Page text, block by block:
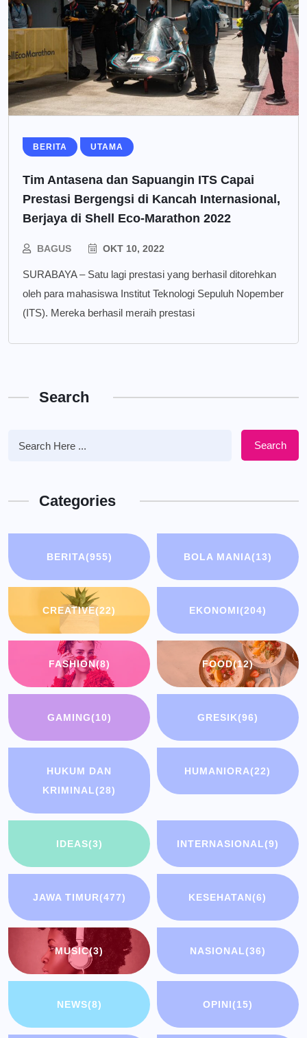
BERITA UTAMA
Tim Antasena dan Sapuangin ITS Capai
Prestasi Bergengsi di Kancah Internasional,
Berjaya di Shell Eco-Marathon 2022
BAGUS OKT 10, 2022
SURABAYA – Satu lagi prestasi yang berhasil ditorehkan
oleh para mahasiswa Institut Teknologi Sepuluh Nopember
(ITS). Mereka berhasil meraih prestasi
Search
Search
Categories
BERITA(955) BOLA MANIA(13)
CREATIVE(22) EKONOMI(204)
FASHION(8) FOOD(12)
GAMING(10) GRESIK(96)
HUKUM DAN
KRIMINAL(28)
HUMANIORA(22)
IDEAS(3) INTERNASIONAL(9)
JAWA TIMUR(477) KESEHATAN(6)
MUSIC(3) NASIONAL(36)
NEWS(8) OPINI(15)